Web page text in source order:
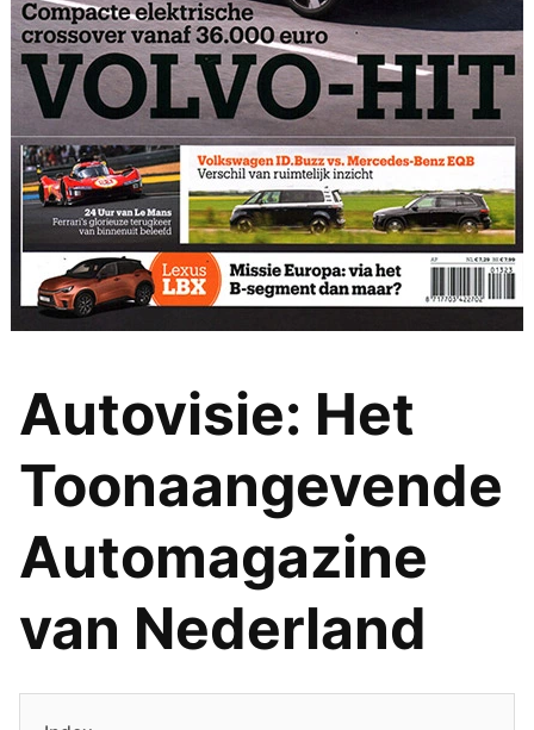
Autovisie: Het
Toonaangevende
Automagazine
van Nederland